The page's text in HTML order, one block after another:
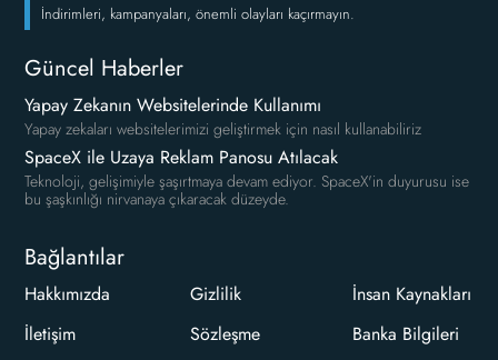
İndirimleri, kampanyaları, önemli olayları kaçırmayın.
Güncel Haberler
Yapay Zekanın Websitelerinde Kullanımı
Yapay zekaları websitelerimizi geliştirmek için nasıl kullanabiliriz
SpaceX ile Uzaya Reklam Panosu Atılacak
Teknoloji, gelişimiyle şaşırtmaya devam ediyor. SpaceX'in duyurusu ise
bu şaşkınlığı nirvanaya çıkaracak düzeyde.
Bağlantılar
Hakkımızda
İletişim
Gizlilik
Sözleşme
İnsan Kaynakları
Banka Bilgileri